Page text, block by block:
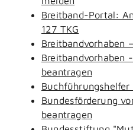
Breitband-Portal:
127 TKG
Breitbandvorhaben
Breitbandvorhaben
beantragen
Buchführungshelfer
Bundesförderung
beantragen